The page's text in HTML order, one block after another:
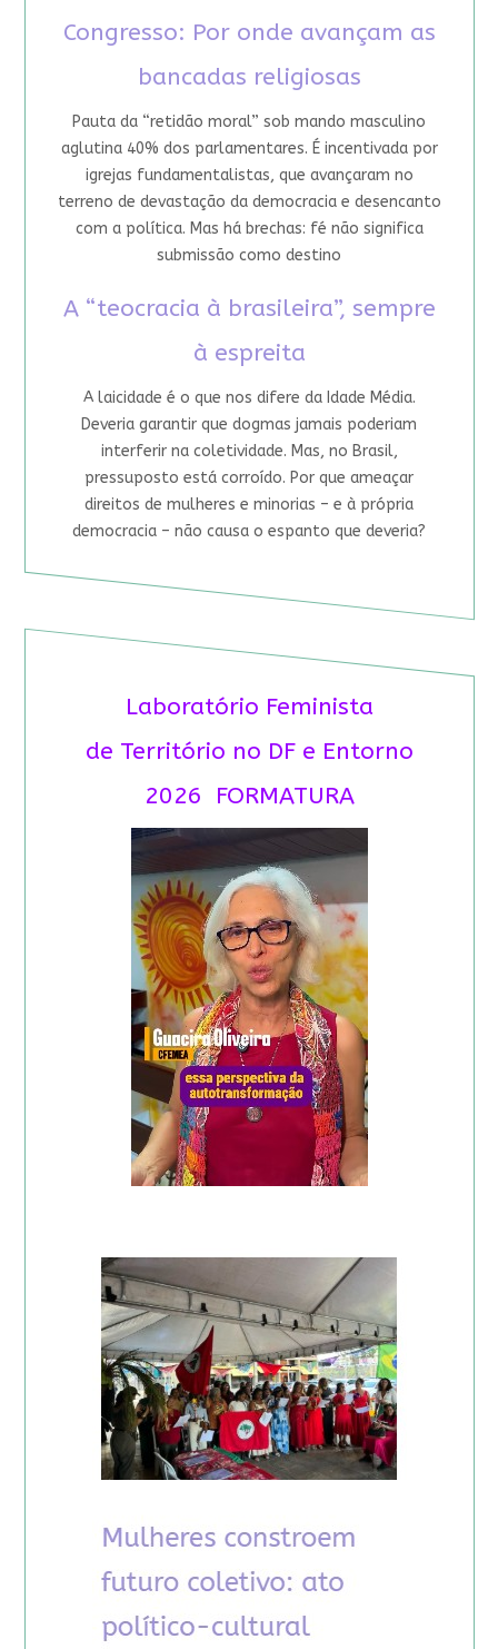
Congresso: Por onde avançam as
bancadas religiosas
Pauta da “retidão moral” sob mando masculino
aglutina 40% dos parlamentares. É incentivada por
igrejas fundamentalistas, que avançaram no
terreno de devastação da democracia e desencanto
com a política. Mas há brechas: fé não significa
submissão como destino
A “teocracia à brasileira”, sempre
à espreita
A laicidade é o que nos difere da Idade Média.
Deveria garantir que dogmas jamais poderiam
interferir na coletividade. Mas, no Brasil,
pressuposto está corroído. Por que ameaçar
direitos de mulheres e minorias – e à própria
democracia – não causa o espanto que deveria?
Laboratório Feminista
de Território no DF e Entorno
2026 FORMATURA